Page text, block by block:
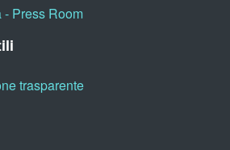
- Press Room
trasparente